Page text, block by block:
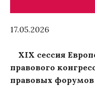
17.05.2026
XIX сессия
правового
правовых форумов